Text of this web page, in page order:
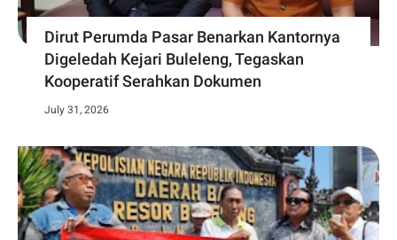
Dirut Perumda Pasar Benarkan Kantornya
Digeledah Kejari Buleleng, Tegaskan
Kooperatif Serahkan Dokumen
July 31, 2026